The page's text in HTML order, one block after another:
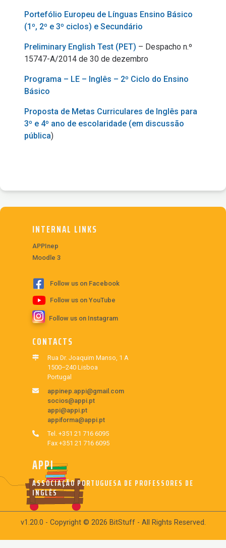
Portefólio Europeu de Línguas Ensino Básico
(1º, 2º e 3º ciclos) e Secundário
Preliminary English Test (PET) – Despacho n.º
15747-A/2014 de 30 de dezembro
Programa – LE – Inglês – 2º Ciclo do Ensino
Básico
Proposta de Metas Curriculares de Inglês para
3º e 4º ano de escolaridade (em discussão
pública)
INTERNAL LINKS
APPInep
Moodle 3
Follow us on Facebook
Follow us on YouTube
Follow us on Instagram
CONTACTS
Rua Dr. Joaquim Manso, 1 A
1500–240 Lisboa
Portugal
appinep.appi@gmail.com
socios@appi.pt
appi@appi.pt
appiforma@appi.pt
Tel. +351 21 716 6095
Fax +351 21 716 6095
APPI
ASSOCIAÇÃO PORTUGUESA DE PROFESSORES DE
INGLÊS
v1.20.0 - Copyright © 2026 BitStuff - All Rights Reserved.